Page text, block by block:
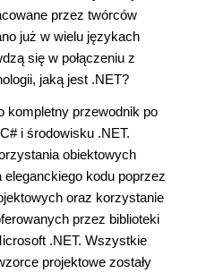
przez twórców
już w wielu językach
się w połączeniu z
jaką jest .NET?
kompletny przewodnik po
i środowisku .NET.
obiektowych
kodu poprzez
oraz korzystanie
przez biblioteki
.NET. Wszystkie
projektowe zostały